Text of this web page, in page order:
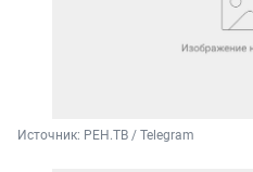
Источник: РЕН.ТВ / Telegram